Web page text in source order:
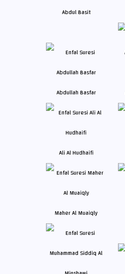
Abdul Basit
Abdullah Basfar
Ali Al Hudhaifi
Maher Al Muaiqly